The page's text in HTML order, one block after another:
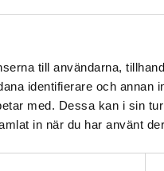
till användarna,
identifierare och annan
med. Dessa kan i sin
in när du har använt
och
har